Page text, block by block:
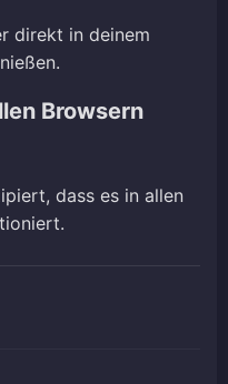
direkt in deinem
Browsern
dass es in allen